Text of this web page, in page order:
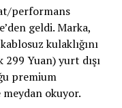
performans
geldi. Marka,
kulaklığını
299 Yuan) yurt dışı
premium
okuyor.